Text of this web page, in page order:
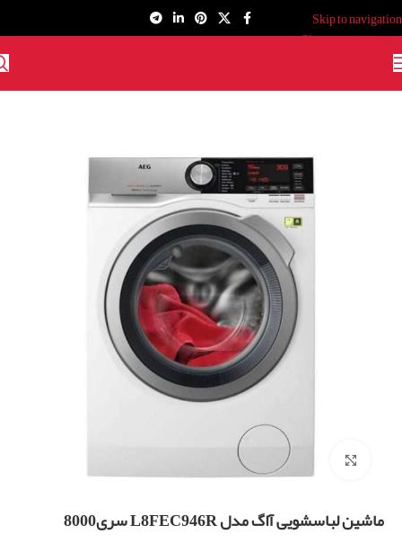
Skip to navigation
Skip to main content
برای بزرگنمایی کلیک کنید
ماشین لباسشویی آاگ مدل L8FEC946R سری8000